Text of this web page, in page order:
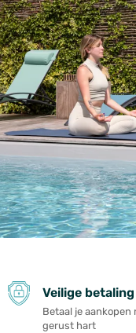
Veilige betaling
Betaal je aankopen
gerust hart